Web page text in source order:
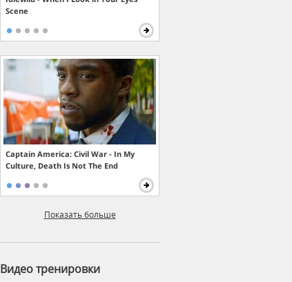
Scene
Captain America: Civil War - In My
Culture, Death Is Not The End
Показать больше
Видео тренировки